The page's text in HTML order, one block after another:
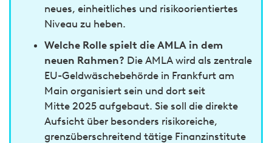
neues, einheitliches und risikoorientiertes
Niveau zu heben.
Welche Rolle spielt die AMLA in dem
neuen Rahmen? Die AMLA wird als zentrale
EU-Geldwäschebehörde in Frankfurt am
Main organisiert sein und dort seit
Mitte 2025 aufgebaut. Sie soll die direkte
Aufsicht über besonders risikoreiche,
grenzüberschreitend tätige Finanzinstitute